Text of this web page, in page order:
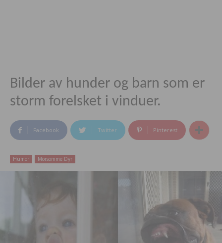
Bilder av hunder og barn som er
storm forelsket i vinduer.
Facebook Twitter Pinterest
Humor Morsomme Dyr